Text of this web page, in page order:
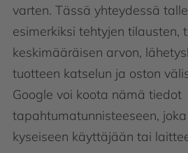
varten. Tässä yhteydessä
esimerkiksi tehtyjen tilausten,
keskimääräisen arvon,
tuotteen katselun ja oston
Google voi koota nämä tiedot
tapahtumatunnisteeseen,
kyseiseen käyttäjään tai